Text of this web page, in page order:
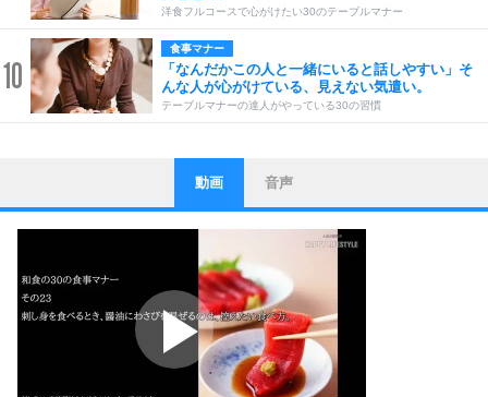
洋食フルコースで心がけたい30のテーブルマナー
10
食事マナー
「なんだかこの人と一緒にいると話しやすい」そ
んな人が心がけている、見えない気遣い。
テーブルマナーの達人がやっている30の習慣
1
ストレス対策
他人と比べない。
いっそのこと、他人を見ない。
いらいらしない人になる30の方法
プラス思考
ポジティブになれない原因は、行動しないから。
ポジティブ思考になる30の方法
ストレス対策
動画 音声